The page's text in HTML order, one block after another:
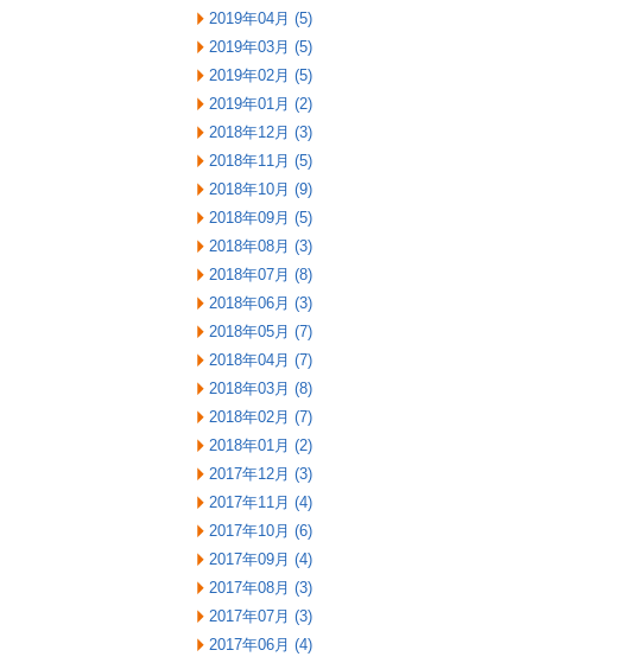
2019年04月 (5)
2019年03月 (5)
2019年02月 (5)
2019年01月 (2)
2018年12月 (3)
2018年11月 (5)
2018年10月 (9)
2018年09月 (5)
2018年08月 (3)
2018年07月 (8)
2018年06月 (3)
2018年05月 (7)
2018年04月 (7)
2018年03月 (8)
2018年02月 (7)
2018年01月 (2)
2017年12月 (3)
2017年11月 (4)
2017年10月 (6)
2017年09月 (4)
2017年08月 (3)
2017年07月 (3)
2017年06月 (4)